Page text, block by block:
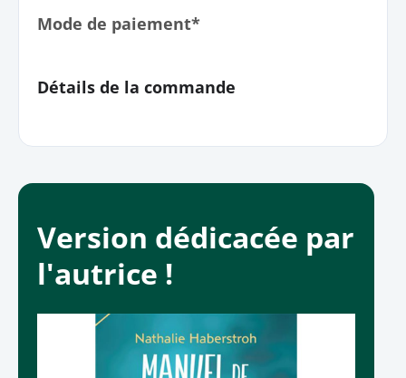
Mode de paiement*
Détails de la commande
Version dédicacée par
l'autrice !